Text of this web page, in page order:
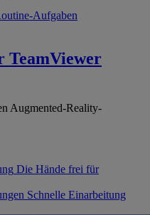
Aufgaben
TeamViewer
Augmented-Reality-
Die Hände frei für
Schnelle Einarbeitung